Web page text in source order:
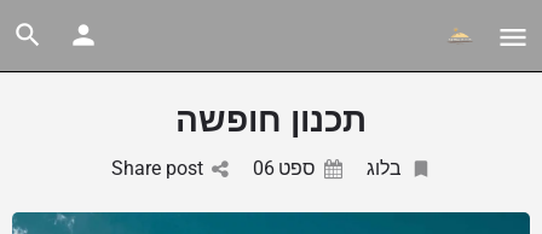
תכנון חופשה
בלוג ספט 06
Share post